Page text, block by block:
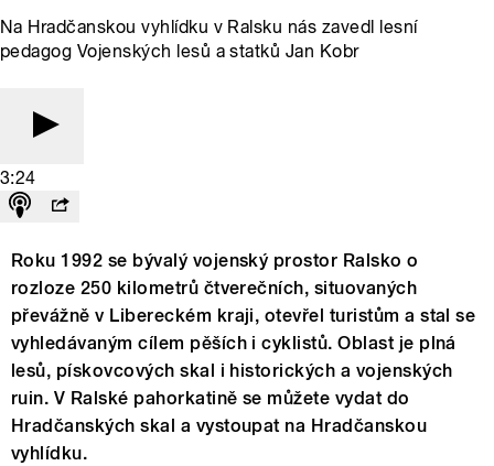
Na Hradčanskou vyhlídku v Ralsku nás zavedl lesní
pedagog Vojenských lesů a statků Jan Kobr
3:24
Roku 1992 se bývalý vojenský prostor Ralsko o
rozloze 250 kilometrů čtverečních, situovaných
převážně v Libereckém kraji, otevřel turistům a stal se
vyhledávaným cílem pěších i cyklistů. Oblast je plná
lesů, pískovcových skal i historických a vojenských
ruin. V Ralské pahorkatině se můžete vydat do
Hradčanských skal a vystoupat na Hradčanskou
vyhlídku.